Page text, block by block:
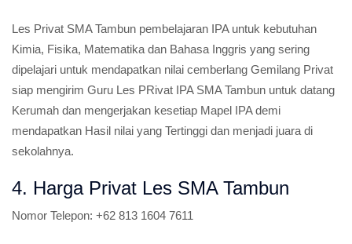
Les Privat SMA Tambun pembelajaran IPA untuk kebutuhan
Kimia, Fisika, Matematika dan Bahasa Inggris yang sering
dipelajari untuk mendapatkan nilai cemberlang Gemilang Privat
siap mengirim Guru Les PRivat IPA SMA Tambun untuk datang
Kerumah dan mengerjakan kesetiap Mapel IPA demi
mendapatkan Hasil nilai yang Tertinggi dan menjadi juara di
sekolahnya.
4. Harga Privat Les SMA Tambun
Nomor Telepon: +62 813 1604 7611